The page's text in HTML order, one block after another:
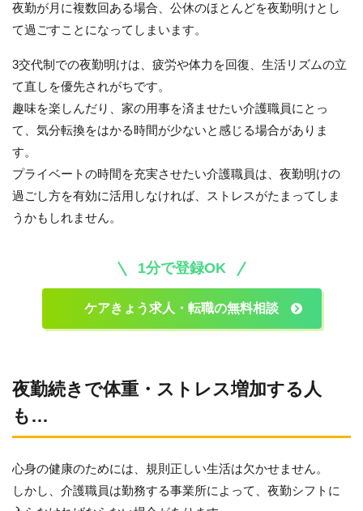
夜勤が月に複数回ある場合、公休のほとんどを夜勤明けとし
て過ごすことになってしまいます。
3交代制での夜勤明けは、疲労や体力を回復、生活リズムの立
て直しを優先されがちです。
趣味を楽しんだり、家の用事を済ませたい介護職員にとっ
て、気分転換をはかる時間が少ないと感じる場合がありま
す。
プライベートの時間を充実させたい介護職員は、夜勤明けの
過ごし方を有効に活用しなければ、ストレスがたまってしま
うかもしれません。
1分で登録OK
ケアきょう求人・転職の無料相談
夜勤続きで体重・ストレス増加する人
も…
心身の健康のためには、規則正しい生活は欠かせません。
しかし、介護職員は勤務する事業所によって、夜勤シフトに